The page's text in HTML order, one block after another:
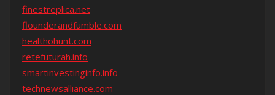
finestreplica.net
flounderandfumble.com
healthohunt.com
retefuturah.info
smartinvestinginfo.info
technewsalliance.com